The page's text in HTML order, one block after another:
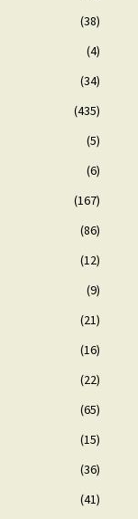
(38)
(4)
(34)
(435)
(5)
(6)
(167)
(86)
(12)
(9)
(21)
(16)
(22)
(65)
(15)
(36)
(41)